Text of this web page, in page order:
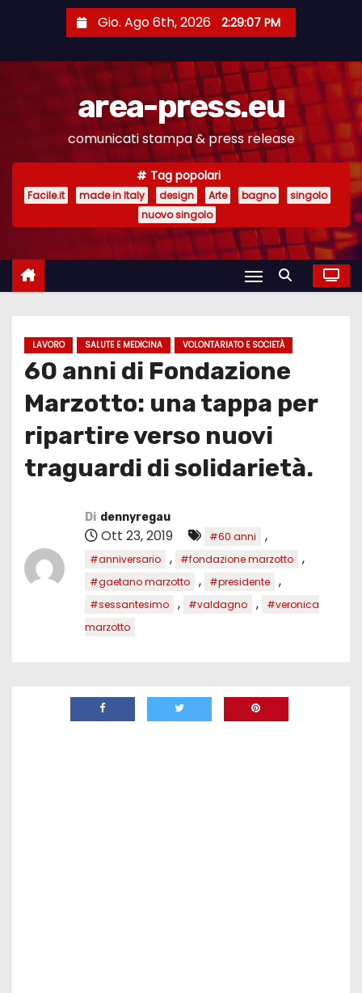
e
Gio. Ago 6th, 2026 2:29:08 PM
area-press.eu
comunicati stampa & press release
Tag popolari
Facile.it made in Italy design Arte bagno
singolo
nuovo singolo
LAVORO SALUTE E MEDICINA VOLONTARIATO E SOCIETÀ
60 anni di Fondazione
Marzotto: una tappa per
ripartire verso nuovi
traguardi di solidarietà.
Di dennyregau
Ott 23, 2019 #60 anni ,
#anniversario , #fondazione marzotto ,
#gaetano marzotto , #presidente ,
#sessantesimo , #valdagno ,
#veronica
marzotto